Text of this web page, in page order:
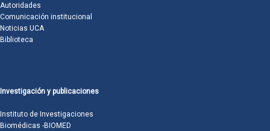
Autoridades
Comunicación institucional
Noticias UCA
Biblioteca
Investigación y publicaciones
Instituto de Investigaciones
Biomédicas -BIOMED